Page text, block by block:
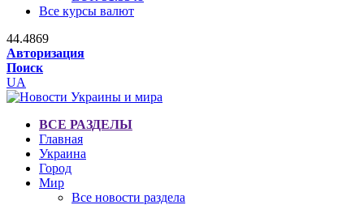
Все курсы валют
44.4869
Авторизация
Поиск
UA
ВСЕ РАЗДЕЛЫ
Главная
Украина
Город
Мир
Все новости раздела